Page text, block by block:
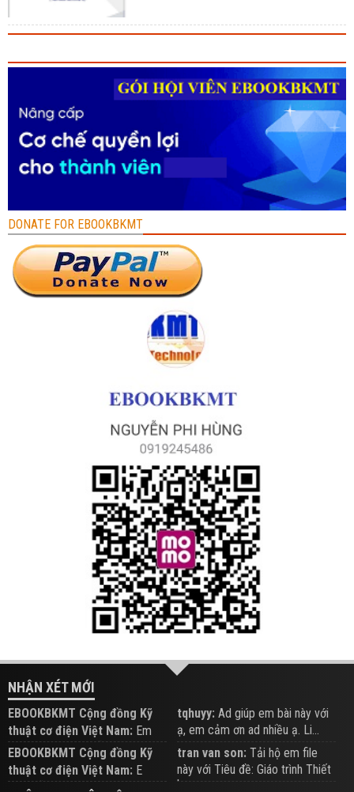
DONATE FOR EBOOKBKMT
NHẬN XÉT MỚI
EBOOKBKMT Cộng đồng Kỹ
thuật cơ điện Việt Nam: Em
đăng trên Group hỗ trợ nhé
tqhuyy: Ad giúp em bài này với
ạ, em cảm ơn ad nhiều ạ. Li...
EBOOKBKMT Cộng đồng Kỹ
thuật cơ điện Việt Nam: E
xem hỗ trợ trên Group
tran van son: Tải hộ em file
này với Tiêu đề: Giáo trình Thiết
b...